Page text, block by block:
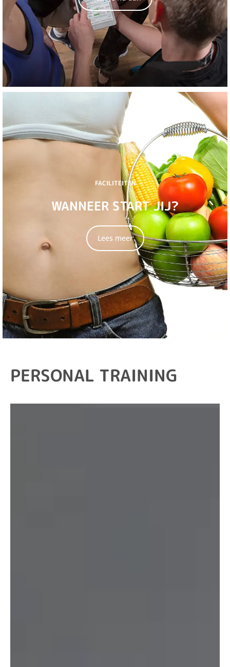
FACILITEITEN
WANNEER START JIJ?
Lees meer
PERSONAL TRAINING